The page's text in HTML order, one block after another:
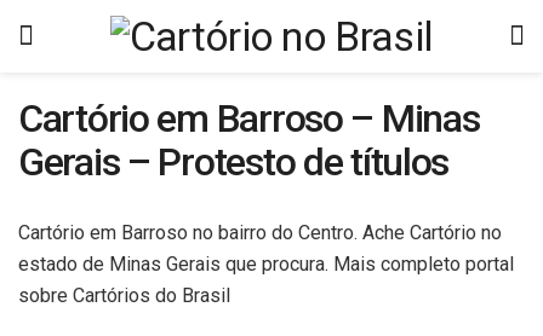
Cartório em Barroso – Minas
Gerais – Protesto de títulos
Cartório em Barroso no bairro do Centro. Ache Cartório no
estado de Minas Gerais que procura. Mais completo portal
sobre Cartórios do Brasil